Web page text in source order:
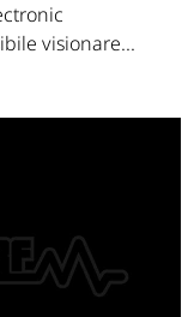
visionare...